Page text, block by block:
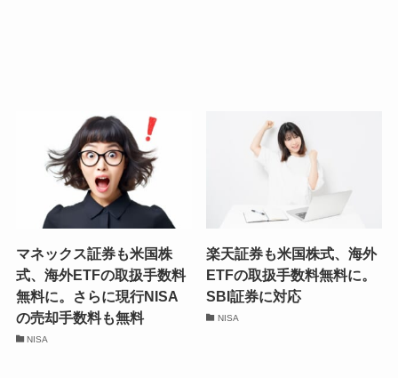
マネックス証券も米国株
式、海外ETFの取扱手数料
無料に。さらに現行NISA
の売却手数料も無料
NISA
楽天証券も米国株式、海外
ETFの取扱手数料無料に。
SBI証券に対応
NISA